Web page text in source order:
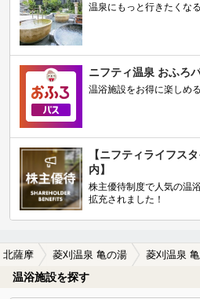
温泉にもっと行きたくな
ニフティ温泉 おふろ
温浴施設をお得に楽しめ
【ニフティライフス
内】
株主優待制度で人気の温
拡充されました！
北薩摩 菱刈温泉 亀の湯
温浴施設を探す